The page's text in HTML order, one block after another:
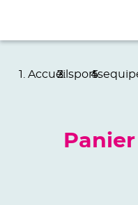
Accueil sports